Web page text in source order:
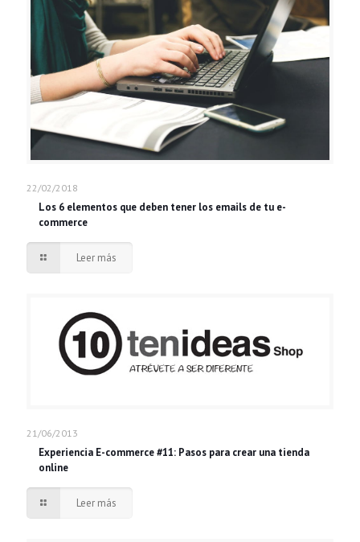
22/02/2018
Los 6 elementos que deben tener los emails de tu e-
commerce
Leer más
21/06/2013
Experiencia E-commerce #11: Pasos para crear una tienda
online
Leer más